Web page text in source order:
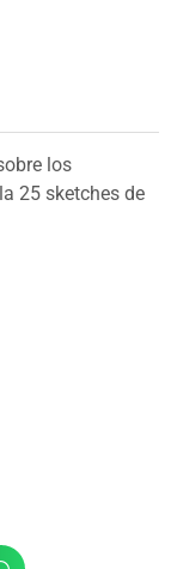
los
25 sketches de